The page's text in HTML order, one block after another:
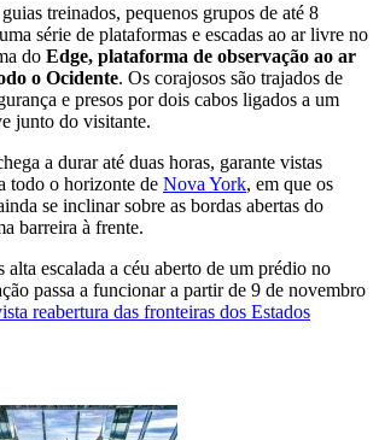
treinados, pequenos grupos de até 8
série de plataformas e escadas ao ar livre no
do Edge, plataforma de observação ao ar
o Ocidente. Os corajosos são trajados de
e presos por dois cabos ligados a um
junto do visitante.
a durar até duas horas, garante vistas
todo o horizonte de Nova York, em que os
se inclinar sobre as bordas abertas do
barreira à frente.
alta escalada a céu aberto de um prédio no
passa a funcionar a partir de 9 de novembro
reabertura das fronteiras dos Estados